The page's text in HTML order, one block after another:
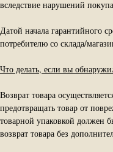
вследствие нарушений
Датой начала гарантийного
потребителю со склада/
Что делать, если вы
Возврат товара
предотвращать товар от
товарной упаковкой должен
возврат товара без